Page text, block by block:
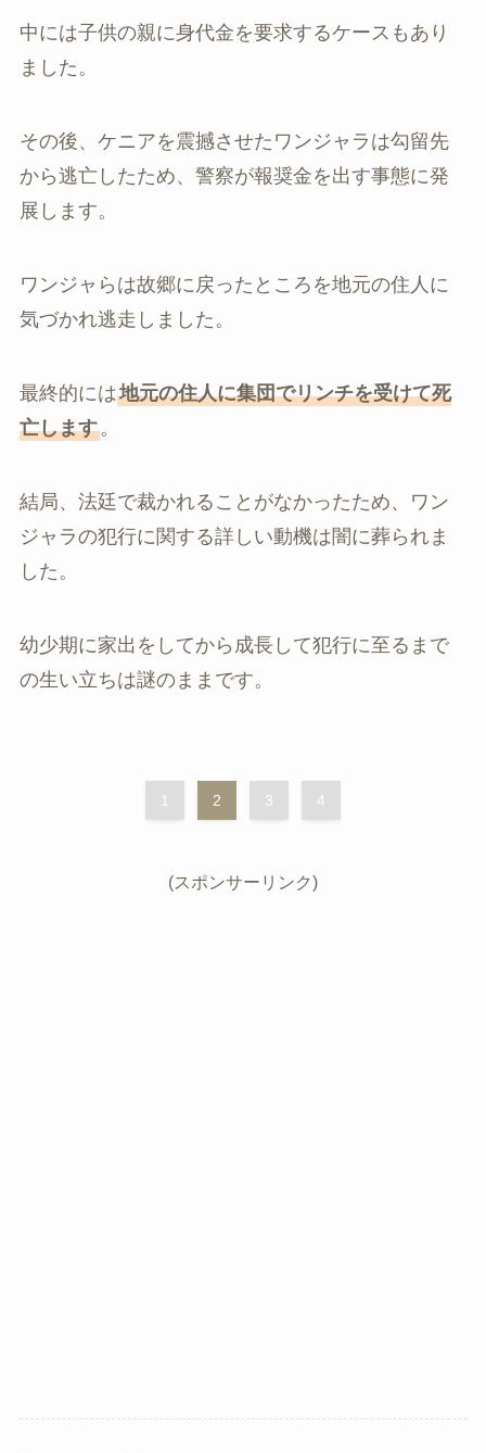
中には子供の親に身代金を要求するケースもあり
ました。
その後、ケニアを震撼させたワンジャラは勾留先
から逃亡したため、警察が報奨金を出す事態に発
展します。
ワンジャらは故郷に戻ったところを地元の住人に
気づかれ逃走しました。
最終的には地元の住人に集団でリンチを受けて死
亡します。
結局、法廷で裁かれることがなかったため、ワン
ジャラの犯行に関する詳しい動機は闇に葬られま
した。
幼少期に家出をしてから成長して犯行に至るまで
の生い立ちは謎のままです。
1 2 3 4
(スポンサーリンク)